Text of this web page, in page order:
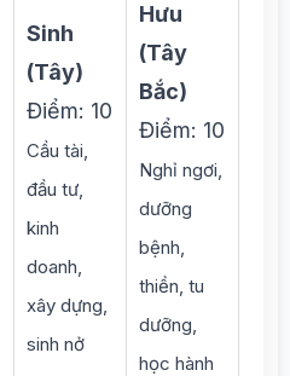
Sinh
(Tây)
Điểm: 10
Cầu tài,
đầu tư,
kinh
doanh,
xây dựng,
sinh nở
Hưu
(Tây
Bắc)
Điểm: 10
Nghỉ ngơi,
dưỡng
bệnh,
thiền, tu
dưỡng,
học hành